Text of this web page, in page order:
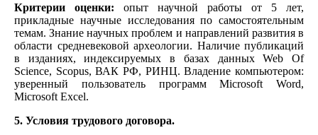
Критерии оценки: опыт научной работы от 5 лет,
прикладные научные исследования по самостоятельным
темам. Знание научных проблем и направлений развития в
области средневековой археологии. Наличие публикаций
в изданиях, индексируемых в базах данных Web Of
Science, Scopus, ВАК РФ, РИНЦ. Владение компьютером:
уверенный пользователь программ Microsoft Word,
Microsoft Excel.
5. Условия трудового договора.